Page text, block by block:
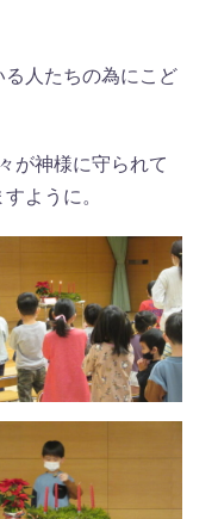
人たちの為にこど
が神様に守られて
ように。